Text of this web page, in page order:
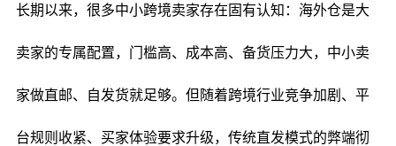
长期以来，很多中小跨境卖家存在固有认知：海外仓是大
卖家的专属配置，门槛高、成本高、备货压力大，中小卖
家做直邮、自发货就足够。但随着跨境行业竞争加剧、平
台规则收紧、买家体验要求升级，传统直发模式的弊端彻